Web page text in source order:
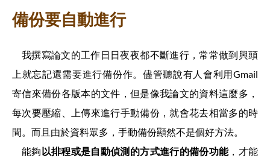
備份要自動進行
我撰寫論文的工作日日夜夜都不斷進行，常常做到興頭
上就忘記還需要進行備份作。儘管聽說有人會利用Gmail
寄信來備份各版本的文件，但是像我論文的資料這麼多，
每次要壓縮、上傳來進行手動備份，就會花去相當多的時
間。而且由於資料眾多，手動備份顯然不是個好方法。
能夠以排程或是自動偵測的方式進行的備份功能，才能